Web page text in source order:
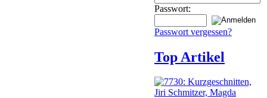
Passwort:
Passwort vergessen?
Top Artikel